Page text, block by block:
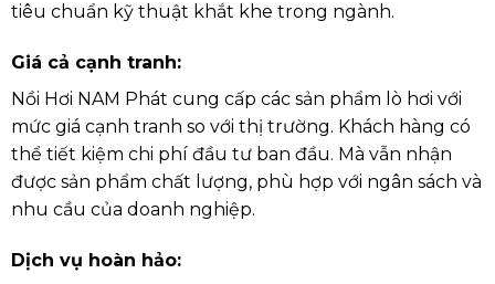
tiêu chuẩn kỹ thuật khắt khe trong ngành.
Giá cả cạnh tranh:
Nồi Hơi NAM Phát cung cấp các sản phẩm lò hơi với
mức giá cạnh tranh so với thị trường. Khách hàng có
thể tiết kiệm chi phí đầu tư ban đầu. Mà vẫn nhận
được sản phẩm chất lượng, phù hợp với ngân sách và
nhu cầu của doanh nghiệp.
Dịch vụ hoàn hảo: